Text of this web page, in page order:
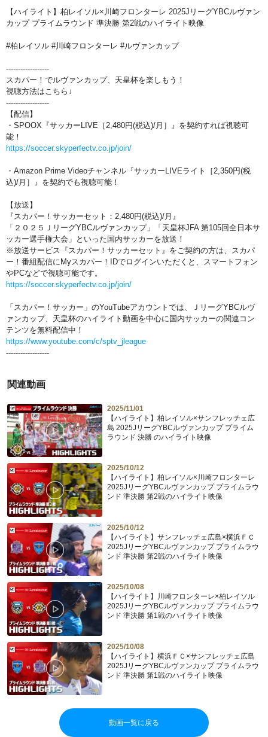
Jリーグクラブ応援番組
【ハイライト】柏レイソル×川崎フロンターレ 2025JリーグYBCルヴァン
カップ プライムラウンド 準決勝 第2戦のハイライト映像
#柏レイソル #川崎フロンターレ #ルヴァンカップ
------------------
スカパー！でルヴァンカップ、天皇杯を楽しもう！
視聴方法はこちら↓
------------------
【配信】
・SPOOX『サッカーLIVE［2,480円(税込)/月］』を契約すれば視聴可
能！
https://soccer.skyperfectv.co.jp/join/
・Amazon Prime Videoチャンネル『サッカーLIVEライト［2,350円(税
込)/月］』を契約でも視聴可能！
【放送】
『スカパー！サッカーセット：2,480円(税込)/月』
「２０２５ＪリーグYBCルヴァンカップ」「天皇杯JFA 第105回全日本サ
ッカー選手権大会」といった国内サッカーを放送！
※放送サービス『スカパー！サッカーセット』をご契約の方は、スカパ
ー！番組配信にMyスカパー！IDでログインいただくと、スマートフォン
やPCなどで視聴可能です。
https://soccer.skyperfectv.co.jp/join/
「スカパー！サッカー」のYouTubeアカウントでは、ＪリーグYBCルヴ
ァンカップ、天皇杯のハイライト動画を中心に国内サッカーの関連コン
テンツを無料配信中！
https://www.youtube.com/c/sptv_jleague
------------------
関連動画
2025/11/01
【ハイライト】柏レイソル×サンフレッチェ広
島 2025JリーグYBCルヴァンカップ プライム
ラウンド 決勝 のハイライト映像
2025/10/12
【ハイライト】柏レイソル×川崎フロンターレ
2025JリーグYBCルヴァンカップ プライムラウ
ンド 準決勝 第2戦のハイライト映像
2025/10/12
【ハイライト】サンフレッチェ広島×横浜ＦＣ
2025JリーグYBCルヴァンカップ プライムラウ
ンド 準決勝 第2戦のハイライト映像
2025/10/08
【ハイライト】川崎フロンターレ×柏レイソル
2025JリーグYBCルヴァンカップ プライムラウ
ンド 準決勝 第1戦のハイライト映像
2025/10/08
【ハイライト】横浜ＦＣ×サンフレッチェ広島
2025JリーグYBCルヴァンカップ プライムラウ
ンド 準決勝 第1戦のハイライト映像
動画一覧に戻る